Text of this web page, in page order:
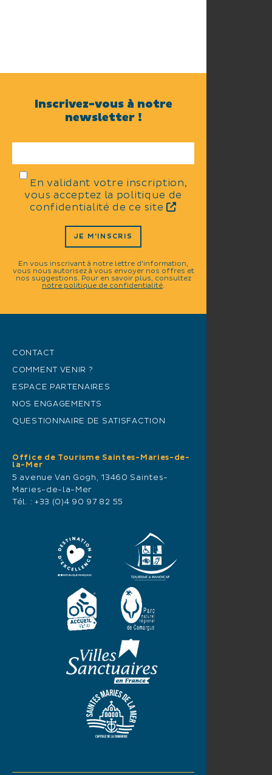
Inscrivez-vous à notre
newsletter !
En validant votre inscription,
vous acceptez la politique de
confidentialité de ce site
JE M'INSCRIS
En vous inscrivant à notre lettre d'information,
vous nous autorisez à vous envoyer nos offres et
nos suggestions. Pour en savoir plus, consultez
notre politique de confidentialité.
CONTACT
COMMENT VENIR ?
ESPACE PARTENAIRES
NOS ENGAGEMENTS
QUESTIONNAIRE DE SATISFACTION
Office de Tourisme Saintes-Maries-de-
la-Mer
5 avenue Van Gogh, 13460 Saintes-
Maries-de-la-Mer
Tél. : +33 (0)4 90 97 82 55